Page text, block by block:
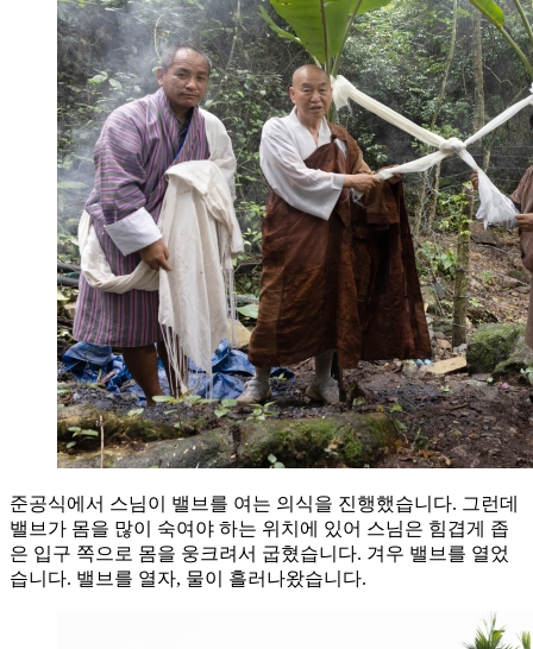
준공식에서 스님이 밸브를 여는 의식을 진행했습니다. 그런데
밸브가 몸을 많이 숙여야 하는 위치에 있어 스님은 힘겹게 좁
은 입구 쪽으로 몸을 웅크려서 굽혔습니다. 겨우 밸브를 열었
습니다. 밸브를 열자, 물이 흘러나왔습니다.